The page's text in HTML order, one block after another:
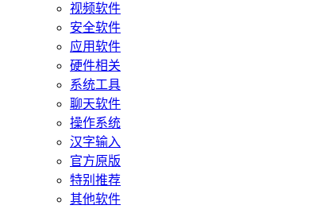
视频软件
安全软件
应用软件
硬件相关
系统工具
聊天软件
操作系统
汉字输入
官方原版
特别推荐
其他软件